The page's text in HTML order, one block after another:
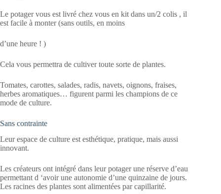
Le potager vous est livré chez vous en kit dans un/2 colis , il
est facile à monter (sans outils, en moins
d’une heure ! )
Cela vous permettra de cultiver toute sorte de plantes.
Tomates, carottes, salades, radis, navets, oignons, fraises,
herbes aromatiques… figurent parmi les champions de ce
mode de culture.
Sans contrainte
Leur espace de culture est esthétique, pratique, mais aussi
innovant.
Les créateurs ont intégré dans leur potager une réserve d’eau
permettant d ‘avoir une autonomie d’une quinzaine de jours.
Les racines des plantes sont alimentées par capillarité.